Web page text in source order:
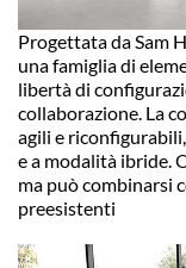
Progettata da Sam
una famiglia di
libertà di
collaborazione. La
agili e
e a modalità ibride.
ma può combinarsi
preesistenti